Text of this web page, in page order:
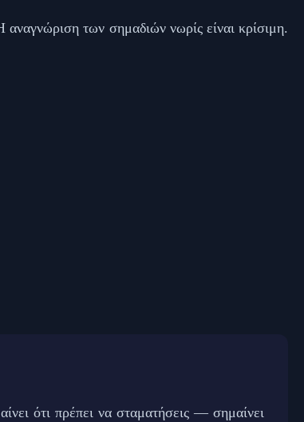
των σημαδιών νωρίς είναι κρίσιμη.
ότι πρέπει να σταματήσεις — σημαίνει